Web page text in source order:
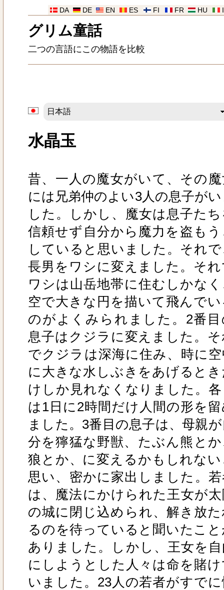
HU
FR
FI
ES
EN
DE
DA
グリム童話
二つの言語にこの物語を比較
水晶玉
昔、一人の魔女がいて、その魔
には兄弟仲のよい3人の息子が
した。しかし、魔女は息子た
信頼せず自分から魔力を盗もう
していると思いました。それ
長男をワシに変えました。それ
ワシは山岳地帯に住むしかなく
空で大きな円を描いて飛んでい
のがよくみられました。2番目
息子はクジラに変えました。そ
でクジラは深海に住み、時に空
に大きな水しぶきをあげるとき
けしか見れなくなりました。各
は1日に2時間だけ人間の形を留
ました。3番目の息子は、母親
分を獰猛な野獣、たぶん熊とか
狼とか、に変えるかもしれない
思い、密かに家出しました。若
は、魔法にかけられた王女が太
の城に閉じ込められ、解き放た
るのを待っていると聞いたこと
ありました。しかし、王女を自
にしようとした人々は命を賭け
いました。23人の若者がすで